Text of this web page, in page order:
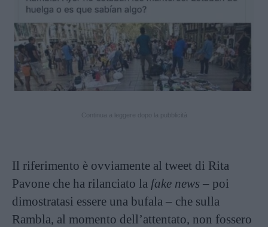
Il riferimento è ovviamente al tweet di Rita
Pavone che ha rilanciato la fake news – poi
dimostratasi essere una bufala – che sulla
Rambla, al momento dell’attentato, non fossero